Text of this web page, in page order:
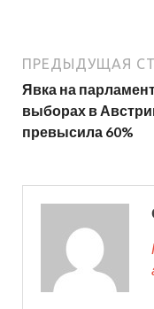
ПРЕДЫДУЩАЯ
Явка на
выборах в
превысила 60%